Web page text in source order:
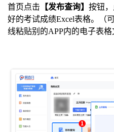
首页点击 【发布查询】 按钮
好的考试成绩Excel表格。（
线粘贴别的APP内的电子表格